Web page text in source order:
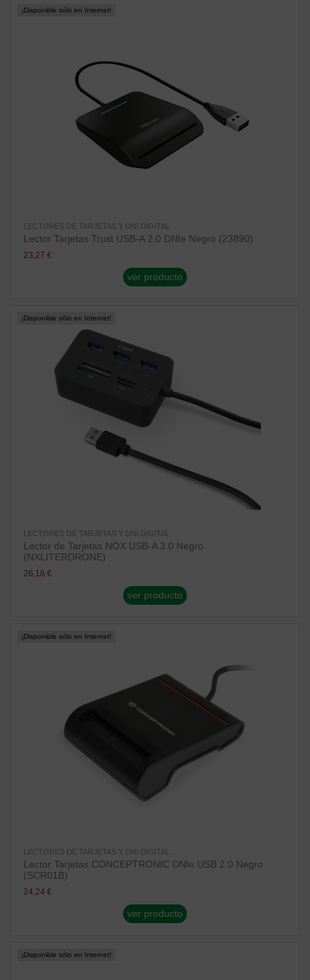
¡Disponible sólo en Internet!
LECTORES DE TARJETAS Y DNI DIGITAL
Lector Tarjetas Trust USB-A 2.0 DNIe Negro (23890)
23,27 €
ver producto
¡Disponible sólo en Internet!
LECTORES DE TARJETAS Y DNI DIGITAL
Lector de Tarjetas NOX USB-A 3.0 Negro
(NXLITERDRONE)
26,18 €
ver producto
¡Disponible sólo en Internet!
LECTORES DE TARJETAS Y DNI DIGITAL
Lector Tarjetas CONCEPTRONIC DNIe USB 2.0 Negro
(SCR01B)
24,24 €
ver producto
¡Disponible sólo en Internet!